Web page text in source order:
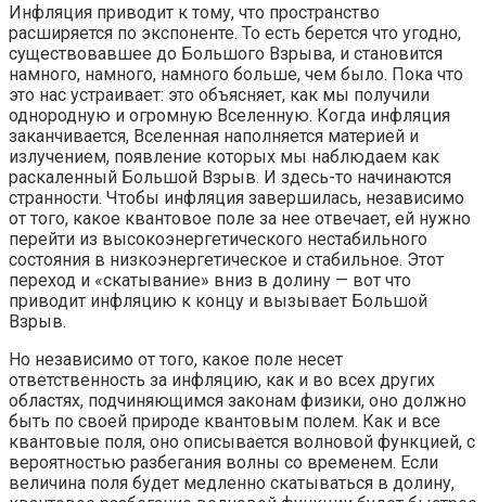
Инфляция приводит к тому, что пространство
расширяется по экспоненте. То есть берется что угодно,
существовавшее до Большого Взрыва, и становится
намного, намного, намного больше, чем было. Пока что
это нас устраивает: это объясняет, как мы получили
однородную и огромную Вселенную. Когда инфляция
заканчивается, Вселенная наполняется материей и
излучением, появление которых мы наблюдаем как
раскаленный Большой Взрыв. И здесь-то начинаются
странности. Чтобы инфляция завершилась, независимо
от того, какое квантовое поле за нее отвечает, ей нужно
перейти из высокоэнергетического нестабильного
состояния в низкоэнергетическое и стабильное. Этот
переход и «скатывание» вниз в долину — вот что
приводит инфляцию к концу и вызывает Большой
Взрыв.
Но независимо от того, какое поле несет
ответственность за инфляцию, как и во всех других
областях, подчиняющимся законам физики, оно должно
быть по своей природе квантовым полем. Как и все
квантовые поля, оно описывается волновой функцией, с
вероятностью разбегания волны со временем. Если
величина поля будет медленно скатываться в долину,